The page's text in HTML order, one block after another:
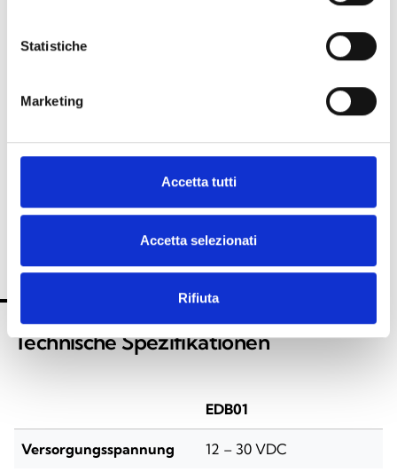
Statistiche
Marketing
Accetta tutti
Accetta selezionati
Rifiuta
Optischer Linearrauchmelder mit
manueller Ausrichtung
TECHNISCHE SPEZIFIKATIONEN DOKUMENTATION
Technische Spezifikationen
EDB01
Versorgungsspannung 12 – 30 VDC